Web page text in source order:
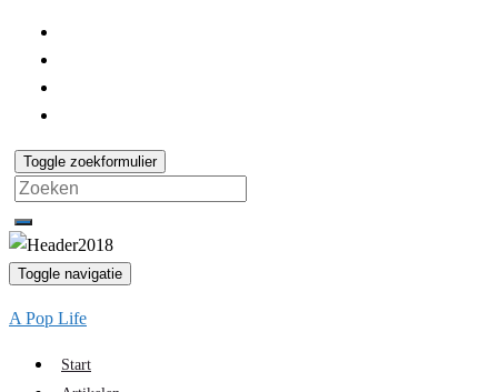
Toggle zoekformulier
Search
for:
Toggle navigatie
A Pop Life
Start